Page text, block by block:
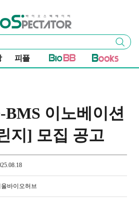
스펙테이터
검색
피플
BMS 이노베이션
지] 모집 공고
바이오허브